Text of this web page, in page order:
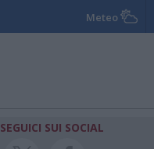
Meteo
SEGUICI SUI SOCIAL